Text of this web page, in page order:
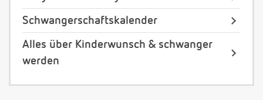
Schwangerschaftskalender
Alles über Kinderwunsch & schwanger
werden